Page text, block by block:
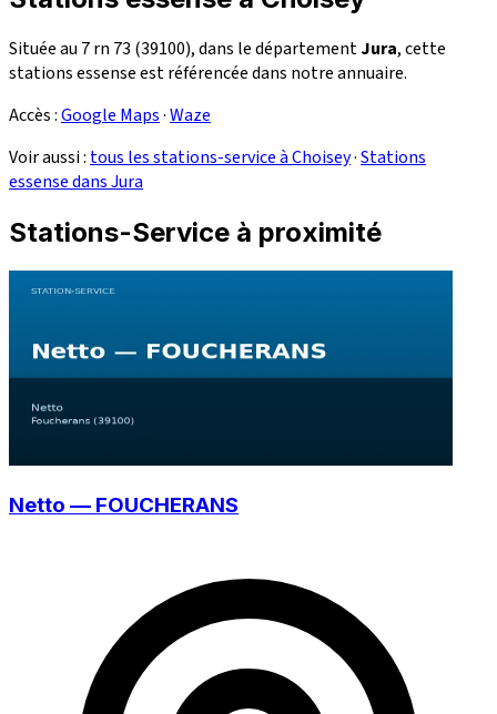
Située au 7 rn 73 (39100), dans le départementJura, cette
stations essense est référencée dans notre annuaire.
Accès :Google Maps·Waze
Voir aussi : tous les stations-service à Choisey·Stations
essense dans Jura
Stations-Service à proximité
Netto — FOUCHERANS